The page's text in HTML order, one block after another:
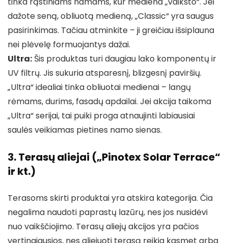
dažote seną, obliuotą medieną, „Classic“ yra saugus
pasirinkimas. Tačiau atminkite – ji greičiau išsiplauna
nei plėvelę formuojantys dažai.
Ultra: Šis produktas turi daugiau lako komponentų ir
UV filtrų. Jis sukuria atsparesnį, blizgesnį paviršių.
„Ultra“ idealiai tinka obliuotai medienai – langų
rėmams, durims, fasadų apdailai. Jei akcija taikoma
„Ultra“ serijai, tai puiki proga atnaujinti labiausiai
saulės veikiamas pietines namo sienas.
3. Terasų aliejai („Pinotex Solar Terrace“
ir kt.)
Terasoms skirti produktai yra atskira kategorija. Čia
negalima naudoti paprastų lazūrų, nes jos nusidėvi
nuo vaikščiojimo. Terasų aliejų akcijos yra pačios